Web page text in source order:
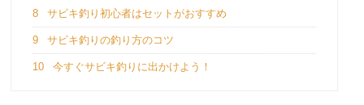
8 サビキ釣り初心者はセットがおすすめ
9 サビキ釣りの釣り方のコツ
10 今すぐサビキ釣りに出かけよう！